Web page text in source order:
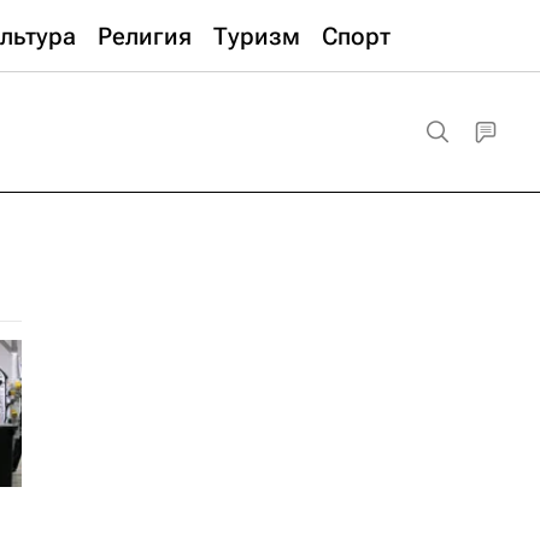
Религия Туризм Спорт